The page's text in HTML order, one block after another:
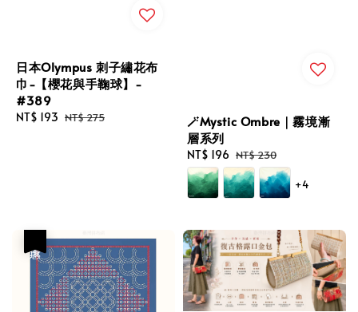
日本Olympus 刺子繡花布
巾-【櫻花與手鞠球】-
#389
Sale
NT$ 193 Regular
NT$ 275
🪄Mystic Ombre｜霧境漸
層系列
Sale
price
NT$ 196 Regular
price
NT$ 230
+4